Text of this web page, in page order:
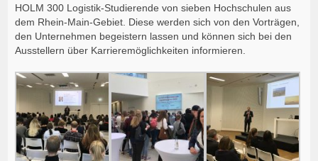
HOLM 300 Logistik-Studierende von sieben Hochschulen aus
dem Rhein-Main-Gebiet. Diese werden sich von den Vorträgen,
den Unternehmen begeistern lassen und können sich bei den
Ausstellern über Karrieremöglichkeiten informieren.